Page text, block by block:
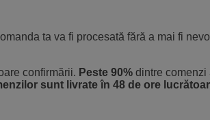
ta va fi procesată fără a mai fi
confirmării. Peste 90% dintre comenzi
sunt livrate în 48 de ore